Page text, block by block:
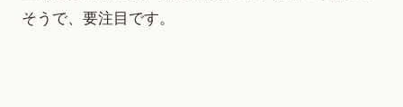
そうで、要注目です。